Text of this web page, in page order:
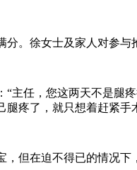
。徐女士及家人对参与
主任，您这两天不是腿
腿疼了，就只想着赶紧
但在迫不得已的情况